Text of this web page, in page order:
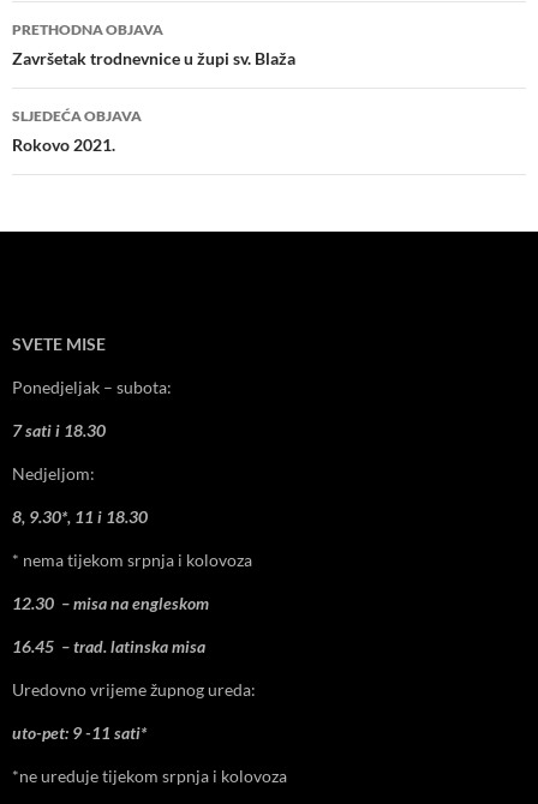
Navigacija
objava
PRETHODNA OBJAVA
Završetak trodnevnice u župi sv. Blaža
SLJEDEĆA OBJAVA
Rokovo 2021.
SVETE MISE
Ponedjeljak – subota:
7 sati i 18.30
Nedjeljom:
8, 9.30*, 11 i 18.30
* nema tijekom srpnja i kolovoza
12.30 – misa na engleskom
16.45 – trad. latinska misa
Uredovno vrijeme župnog ureda:
uto-pet: 9 -11 sati*
*ne ureduje tijekom srpnja i kolovoza